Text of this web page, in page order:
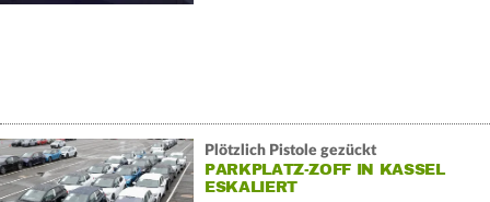
Plötzlich Pistole gezückt
PARKPLATZ-ZOFF IN KASSEL
ESKALIERT